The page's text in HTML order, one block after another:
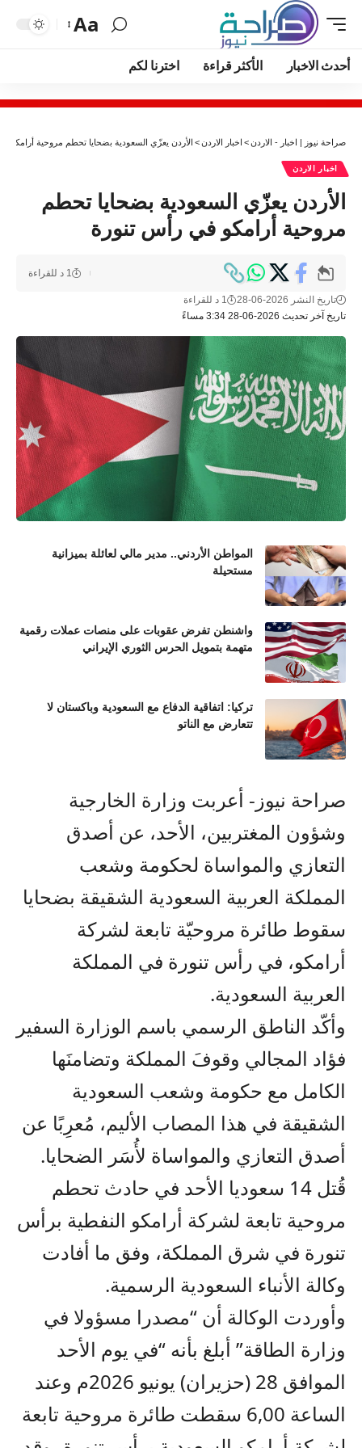
Aa
أحدث الاخبار الأكثر قراءة اخترنا لكم
صراحة نيوز | اخبار - الاردن> اخبار الاردن> الأردن يعزّي السعودية بضحايا تحطم مروحية أرامكو
اخبار الاردن
الأردن يعزّي السعودية بضحايا تحطم
مروحية أرامكو في رأس تنورة
تاريخ آخر تحديث 2026-06-28 3:34 مساءً
تاريخ النشر 2026-06-28 1 د للقراءة
1 د للقراءة
المواطن الأردني.. مدير مالي لعائلة بميزانية
مستحيلة
واشنطن تفرض عقوبات على منصات عملات رقمية
متهمة بتمويل الحرس الثوري الإيراني
تركيا: اتفاقية الدفاع مع السعودية وباكستان لا
تتعارض مع الناتو
صراحة نيوز- أعربت وزارة الخارجية
وشؤون المغتربين، الأحد، عن أصدق
التعازي والمواساة لحكومة وشعب
المملكة العربية السعودية الشقيقة بضحايا
سقوط طائرة مروحيّة تابعة لشركة
أرامكو، في رأس تنورة في المملكة
العربية السعودية.
وأكّد الناطق الرسمي باسم الوزارة السفير
فؤاد المجالي وقوفَ المملكة وتضامنَها
الكامل مع حكومة وشعب السعودية
الشقيقة في هذا المصاب الأليم، مُعرِبًا عن
أصدق التعازي والمواساة لأُسَر الضحايا.
قُتل 14 سعوديا الأحد في حادث تحطم
مروحية تابعة لشركة أرامكو النفطية برأس
تنورة في شرق المملكة، وفق ما أفادت
وكالة الأنباء السعودية الرسمية.
وأوردت الوكالة أن “مصدرا مسؤولا في
وزارة الطاقة” أبلغ بأنه “في يوم الأحد
الموافق 28 (حزيران) يونيو 2026م وعند
الساعة 6,00 سقطت طائرة مروحية تابعة